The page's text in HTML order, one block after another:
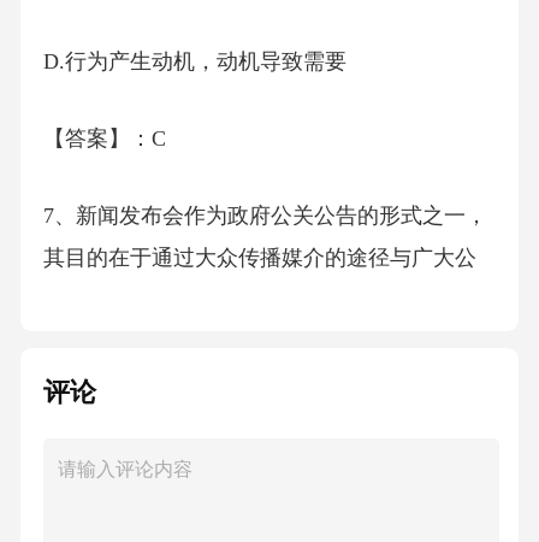
D.行为产生动机，动机导致需要
【答案】：C
7、新闻发布会作为政府公关公告的形式之一，
其目的在于通过大众传播媒介的途径与广大公
评论